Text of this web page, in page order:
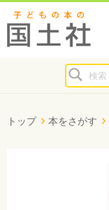
トップ 本をさがす